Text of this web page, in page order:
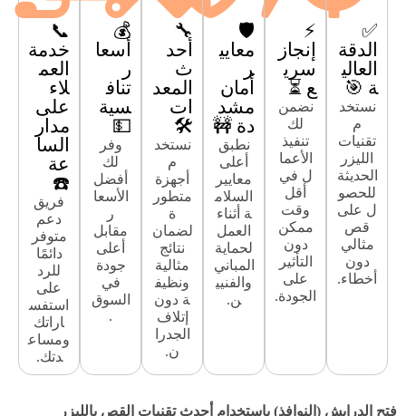
✅
الدقة
العالي
ة 🎯
نستخد
م
تقنيات
الليزر
الحديثة
للحصو
ل على
قص
مثالي
دون
أخطاء.
⚡
إنجاز
سري
ع ⏳
نضمن
لك
تنفيذ
الأعما
ل في
أقل
وقت
ممكن
دون
التأثير
على
الجودة.
🛡
معايي
ر
أمان
مشد
دة 🚧
نطبق
أعلى
معايير
السلام
ة أثناء
العمل
لحماية
المباني
والفنيي
ن.
🔧
أحد
ث
المعد
ات
🛠
نستخد
م
أجهزة
متطور
ة
لضمان
نتائج
مثالية
ونظيف
ة دون
إتلاف
الجدرا
ن.
💰
أسعا
ر
تناف
سية
💵
وفر
لك
أفضل
الأسعا
ر
مقابل
أعلى
جودة
في
السوق
.
📞
خدمة
العم
لاء
على
مدار
السا
عة
☎️
فريق
دعم
متوفر
دائمًا
للرد
على
استفس
اراتك
ومساع
دتك.
فتح الدرايش (النوافذ) باستخدام أحدث تقنيات القص بالليزر